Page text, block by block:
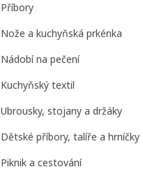
Příbory
Nože a kuchyňská prkénka
Nádobí na pečení
Kuchyňský textil
Ubrousky, stojany a držáky
Dětské příbory, talíře a hrníčky
Piknik a cestování